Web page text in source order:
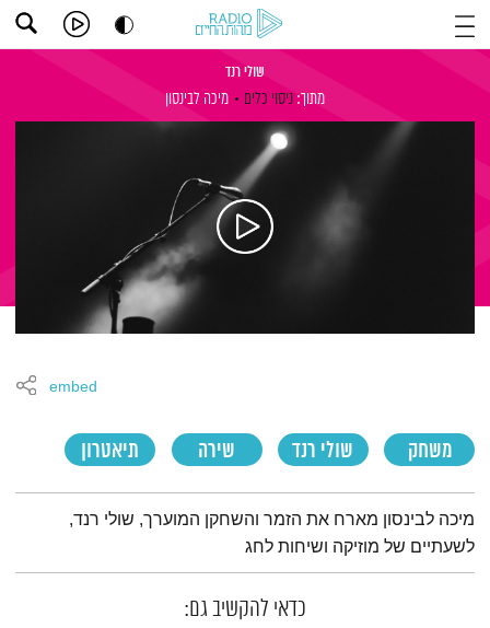
שולי רנד
מתוך: ניסוי כלים מיכה לבינסון
משחק שולי רנד שירה תיאטרון
embed
תמצית הפודקאסט
מיכה לבינסון מארח את הזמר והשחקן המוערך, שולי רנד,
לשעתיים של מוזיקה ושיחות לחג
כדאי להקשיב גם: